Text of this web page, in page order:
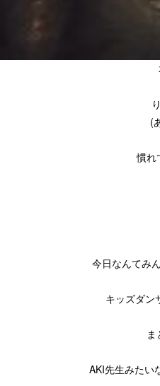
(
慣れ
今日なんてみ
キッズダン
AKI先生みたい